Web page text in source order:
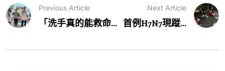
Previous Article
「洗手真的能救命...
Next Article
首例H7N7現蹤...